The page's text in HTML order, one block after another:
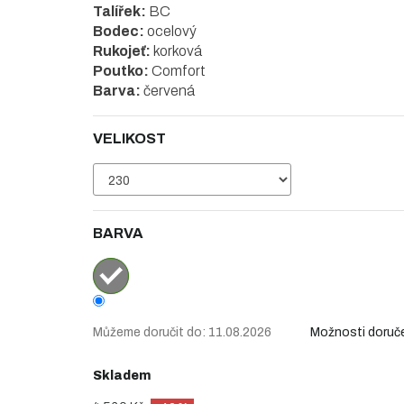
Skladem
VELIKOST
BARVA
Můžeme doručit do: 11.08.2026 Možnosti
Talířek: BC
Bodec: ocelový
Rukojeť: korková
Poutko: Comfort
Barva: červená